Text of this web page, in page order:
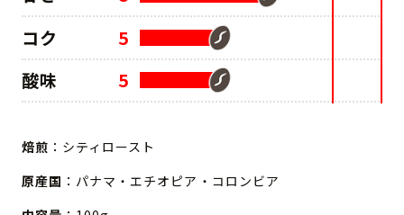
コク
5
酸味
5
焙煎 ：シティロースト
原産国 ：パナマ・エチオピア・コロンビア